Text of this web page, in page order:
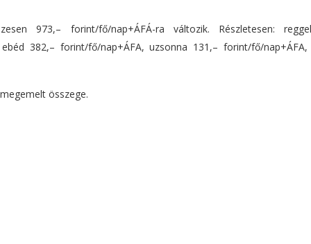
973,– forint/fő/nap+ÁFÁ-ra változik. Részletesen:
382,– forint/fő/nap+ÁFA, uzsonna 131,– forint/fő/nap+ÁFA,
összege.